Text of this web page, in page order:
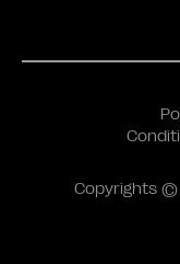
Copyrights ©